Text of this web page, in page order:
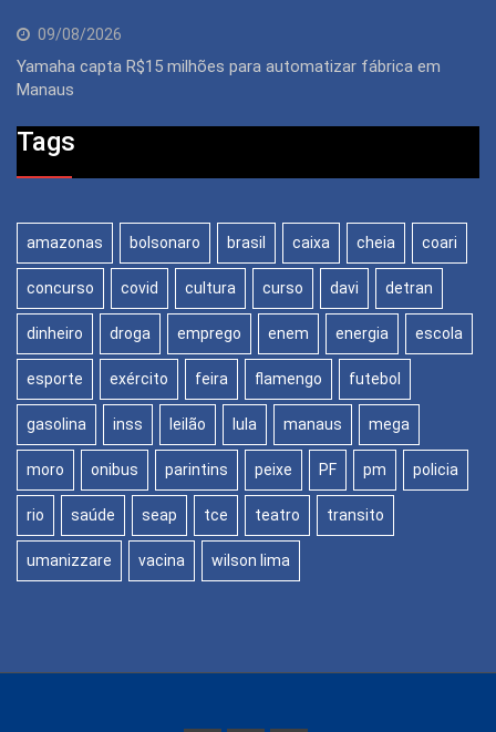
09/08/2026
Yamaha capta R$15 milhões para automatizar fábrica em
Manaus
Tags
amazonas bolsonaro brasil caixa cheia coari
concurso covid cultura curso davi detran
dinheiro droga emprego enem energia escola
esporte exército feira flamengo futebol
gasolina inss leilão lula manaus mega
moro onibus parintins peixe PF pm policia
rio saúde seap tce teatro transito
umanizzare vacina wilson lima